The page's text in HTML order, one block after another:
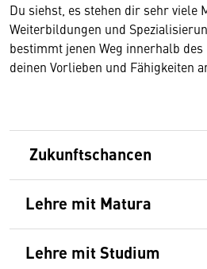
Du siehst, es stehen dir sehr viele
Weiterbildungen und
bestimmt jenen Weg innerhalb
deinen Vorlieben und Fähigkeiten
Zukunftschancen
Lehre mit Matura
Lehre mit Studium